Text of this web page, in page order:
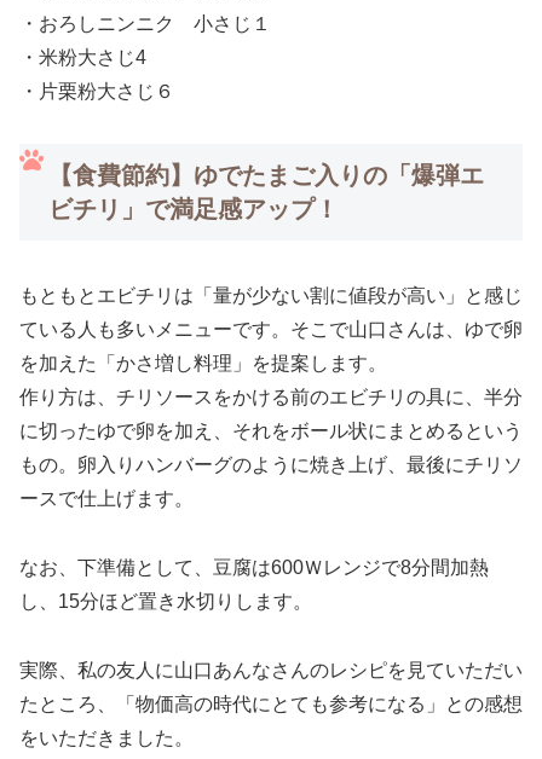
・おろしニンニク 小さじ１
・米粉大さじ4
・片栗粉大さじ６
【食費節約】ゆでたまご入りの「爆弾エ
ビチリ」で満足感アップ！
もともとエビチリは「量が少ない割に値段が高い」と感じ
ている人も多いメニューです。そこで山口さんは、ゆで卵
を加えた「かさ増し料理」を提案します。
作り方は、チリソースをかける前のエビチリの具に、半分
に切ったゆで卵を加え、それをボール状にまとめるという
もの。卵入りハンバーグのように焼き上げ、最後にチリソ
ースで仕上げます。
なお、下準備として、豆腐は600Ｗレンジで8分間加熱
し、15分ほど置き水切りします。
実際、私の友人に山口あんなさんのレシピを見ていただい
たところ、「物価高の時代にとても参考になる」との感想
をいただきました。